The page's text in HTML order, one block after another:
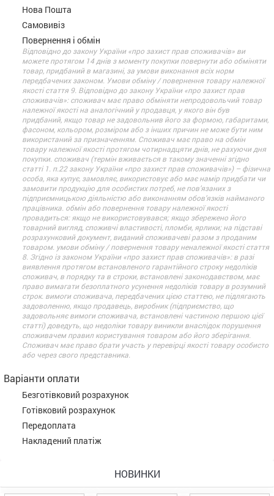
Нова Пошта
Самовивіз
Повернення і обмін
Відповідно до закону України «про захист прав споживачів» ви
можете протягом 14 днів з моменту покупки повернути або обміняти
товар, придбаний в магазині, за умови виконання всіх норм
передбачених законом. Умови обміну / повернення товару належної
якості стаття 9. Відповідно до закону України «про захист прав
споживачів»: споживач має право обміняти непродовольчий товар
належної якості на аналогічний у продавця, у якого він був
придбаний, якщо товар не задовольнив його за формою, габаритами,
фасоном, кольором, розміром або з інших причин не може бути ним
використаний за призначенням. Споживач має право на обмін
товару належної якості протягом чотирнадцяти днів, не рахуючи дня
покупки. споживач (термін вживається в такому значенні згідно
статті 1. п.22 закону України «про захист прав споживачів») – фізична
особа, яка купує, замовляє, використовує або має намір придбати чи
замовити продукцію для особистих потреб, не пов’язаних з
підприємницькою діяльністю або виконанням обов’язків найманого
працівника. обмін або повернення товару належної якості
провадиться: якщо не використовувався; якщо збережено його
товарний вигляд, споживчі властивості, пломби, ярлики; на підставі
розрахунковий документ, виданий споживачеві разом з проданим
товаром. умови обміну / повернення товару неналежної якості стаття
8. Згідно із законом України «про захист прав споживачів»: в разі
виявлення протягом встановленого гарантійного строку недоліків
споживач, в порядку та в строки, встановлені законодавством, має
право вимагати безоплатного усунення недоліків товару в розумний
строк. вимоги споживача, передбачених цією статтею, не підлягають
задоволенню, якщо продавець, виробник (підприємство, що
задовольняє вимоги споживача, встановлені частиною першою цієї
статті) доведуть, що недоліки товару виникли внаслідок порушення
споживачем правил користування товаром або його зберігання.
Споживач має право брати участь у перевірці якості товару особисто
або через свого представника.
Варіанти оплати
Безготівковий розрахунок
Готівковий розрахунок
Передоплата
Накладений платіж
НОВИНКИ